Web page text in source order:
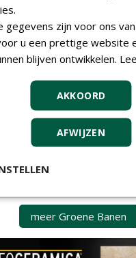
DSV zaden
06-08-2026, Ven-Zelderheide
Groeiplaats
30-07-2026, Schalkwijk
Boominspecteur bij
Boomtotaalzorg24-
30-07-2026, Schalkwijk
Golfbaan
meer Groene Banen
gegevens zijn voor ons
u een prettige website
blijven ontwikkelen.
AKKOORD
AFWIJZEN